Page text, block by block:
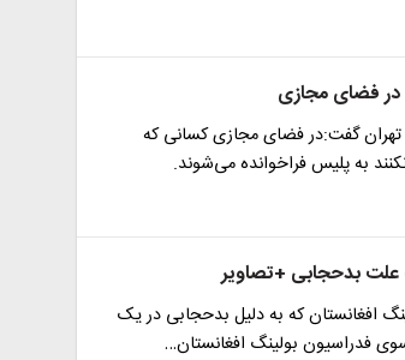
در فضای مجازی
گفت:در فضای مجازی کسانی که
به پلیس فراخوانده می‌شوند.
علت بدحجابی +تصاویر
افغانستان که به دلیل بدحجابی در یک
فدراسیون بولینگ افغانستان…